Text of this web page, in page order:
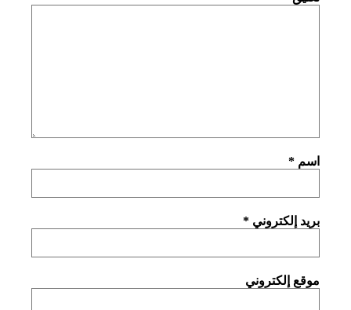
اسم *
بريد إلكتروني *
موقع إلكتروني